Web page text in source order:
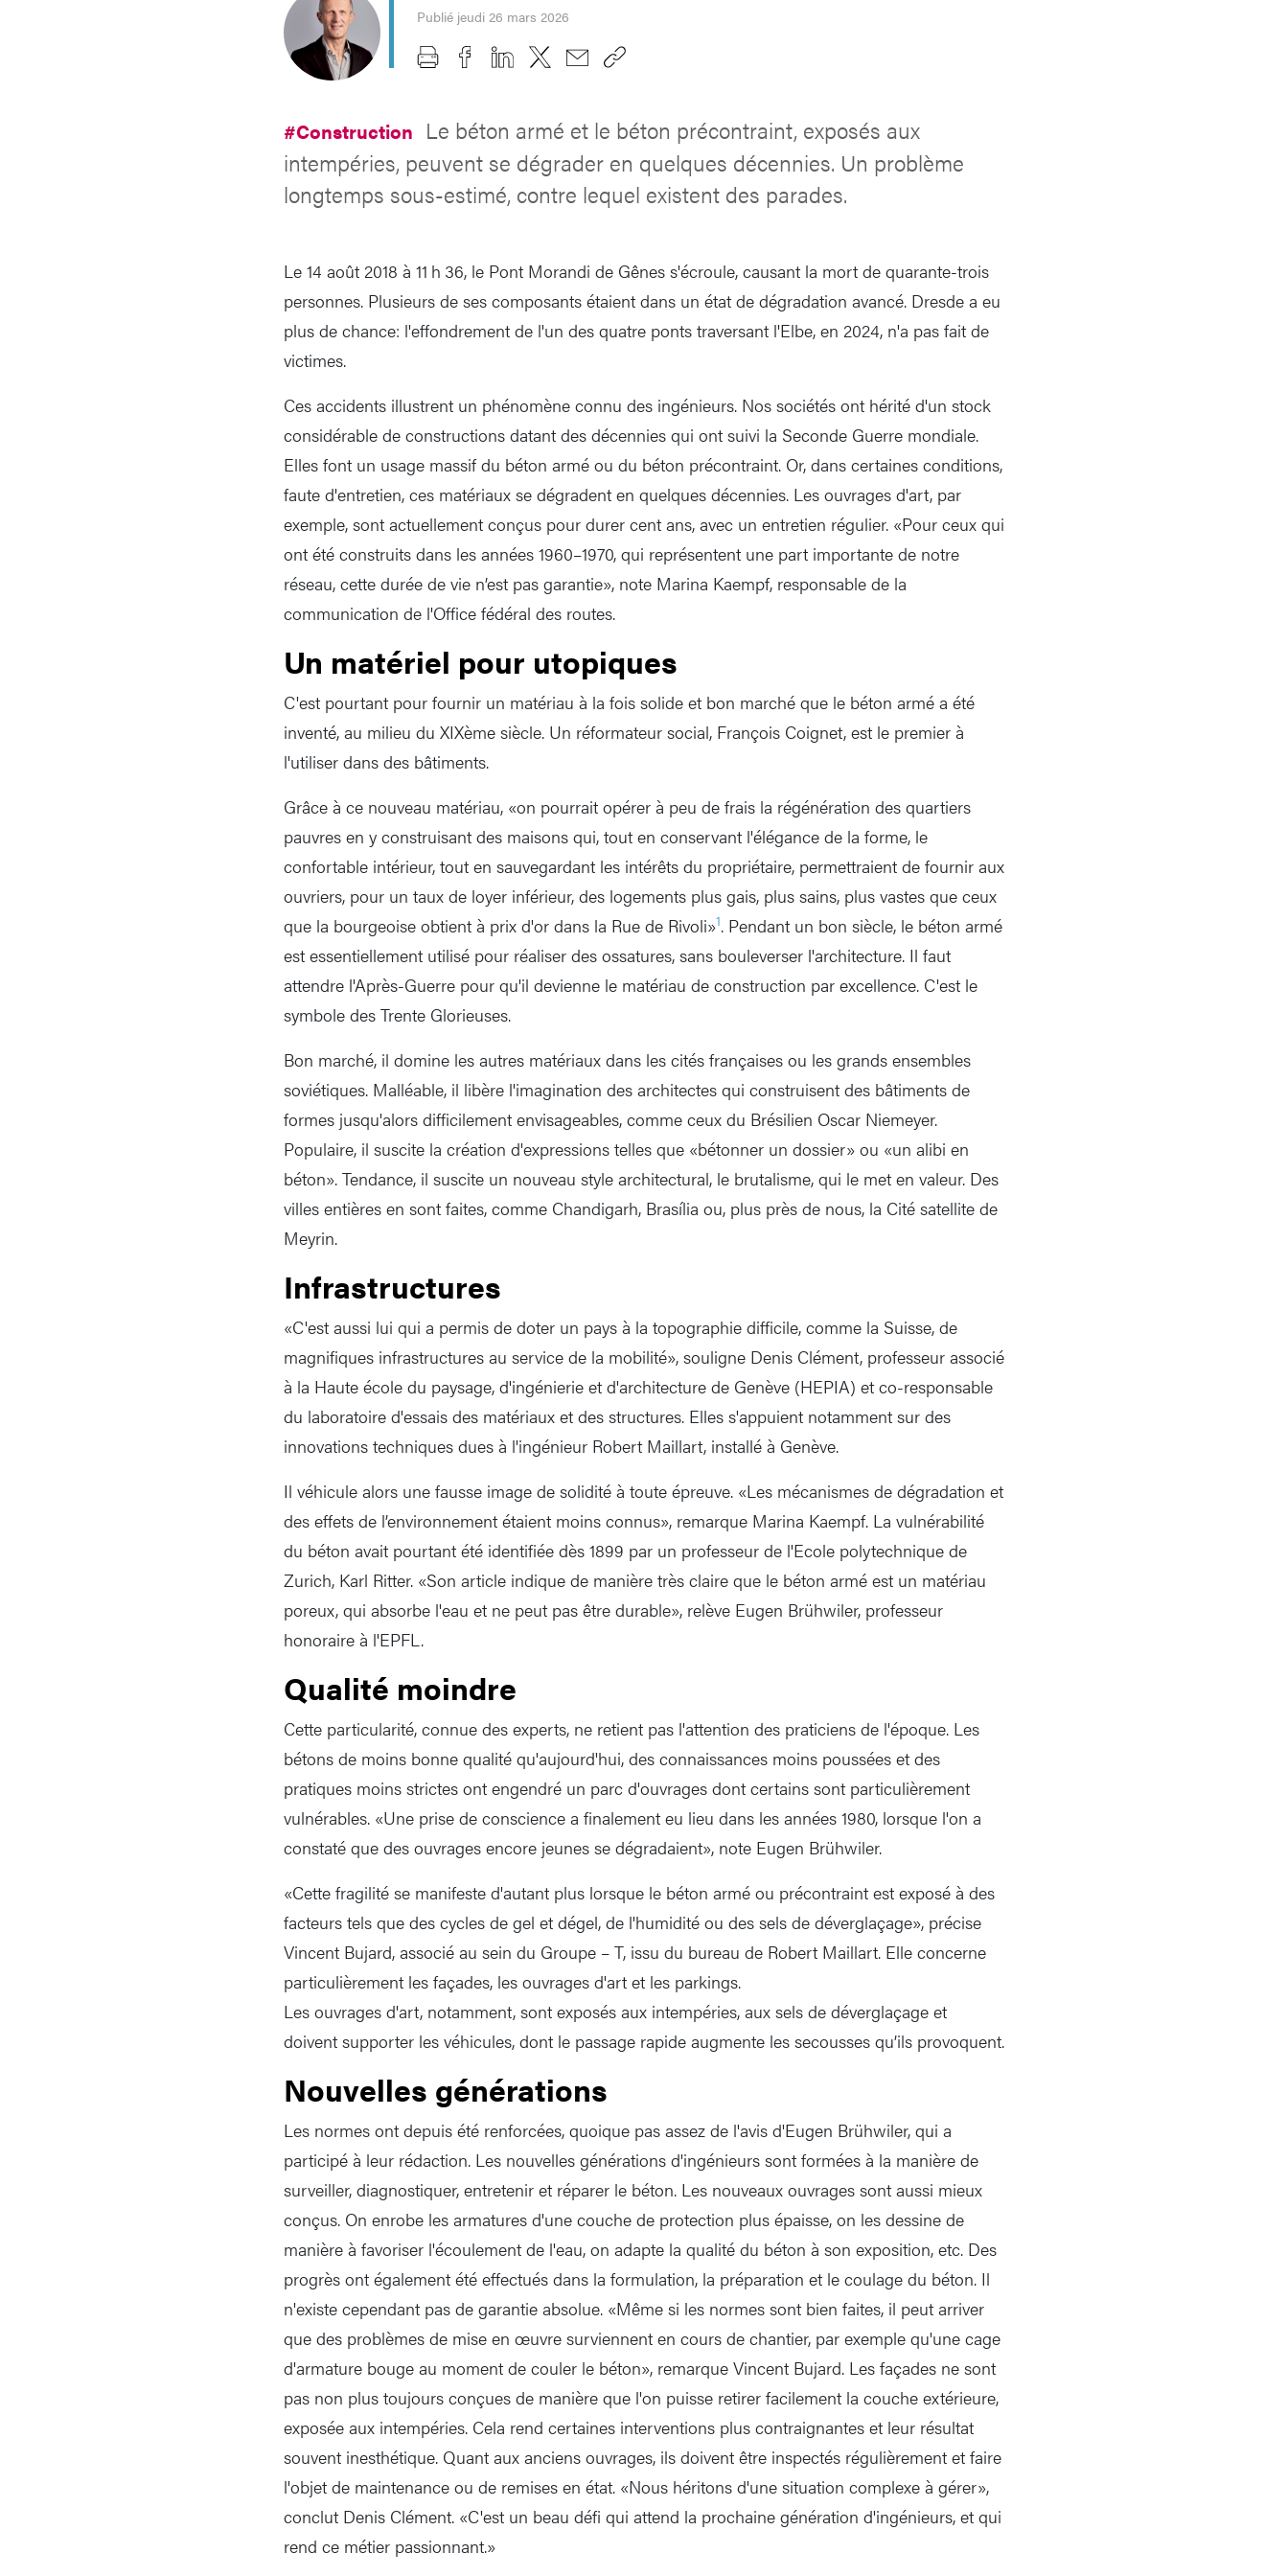
Publié jeudi 26 mars 2026
#Construction Le béton armé et le béton précontraint, exposés aux
intempéries, peuvent se dégrader en quelques décennies. Un problème
longtemps sous-estimé, contre lequel existent des parades.
Le 14 août 2018 à 11 h 36, le Pont Morandi de Gênes s'écroule, causant la mort de quarante-trois
personnes. Plusieurs de ses composants étaient dans un état de dégradation avancé. Dresde a eu
plus de chance: l'effondrement de l'un des quatre ponts traversant l'Elbe, en 2024, n'a pas fait de
victimes.
Ces accidents illustrent un phénomène connu des ingénieurs. Nos sociétés ont hérité d'un stock
considérable de constructions datant des décennies qui ont suivi la Seconde Guerre mondiale.
Elles font un usage massif du béton armé ou du béton précontraint. Or, dans certaines conditions,
faute d'entretien, ces matériaux se dégradent en quelques décennies. Les ouvrages d'art, par
exemple, sont actuellement conçus pour durer cent ans, avec un entretien régulier. «Pour ceux qui
ont été construits dans les années 1960–1970, qui représentent une part importante de notre
réseau, cette durée de vie n’est pas garantie», note Marina Kaempf, responsable de la
communication de l'Office fédéral des routes.
Un matériel pour utopiques
C'est pourtant pour fournir un matériau à la fois solide et bon marché que le béton armé a été
inventé, au milieu du XIXème siècle. Un réformateur social, François Coignet, est le premier à
l'utiliser dans des bâtiments.
Grâce à ce nouveau matériau, «on pourrait opérer à peu de frais la régénération des quartiers
pauvres en y construisant des maisons qui, tout en conservant l'élégance de la forme, le
confortable intérieur, tout en sauvegardant les intérêts du propriétaire, permettraient de fournir aux
ouvriers, pour un taux de loyer inférieur, des logements plus gais, plus sains, plus vastes que ceux
que la bourgeoise obtient à prix d'or dans la Rue de Rivoli»1. Pendant un bon siècle, le béton armé
est essentiellement utilisé pour réaliser des ossatures, sans bouleverser l'architecture. Il faut
attendre l'Après-Guerre pour qu'il devienne le matériau de construction par excellence. C'est le
symbole des Trente Glorieuses.
Bon marché, il domine les autres matériaux dans les cités françaises ou les grands ensembles
soviétiques. Malléable, il libère l'imagination des architectes qui construisent des bâtiments de
formes jusqu'alors difficilement envisageables, comme ceux du Brésilien Oscar Niemeyer.
Populaire, il suscite la création d'expressions telles que «bétonner un dossier» ou «un alibi en
béton». Tendance, il suscite un nouveau style architectural, le brutalisme, qui le met en valeur. Des
villes entières en sont faites, comme Chandigarh, Brasília ou, plus près de nous, la Cité satellite de
Meyrin.
Infrastructures
«C'est aussi lui qui a permis de doter un pays à la topographie difficile, comme la Suisse, de
magnifiques infrastructures au service de la mobilité», souligne Denis Clément, professeur associé
à la Haute école du paysage, d'ingénierie et d'architecture de Genève (HEPIA) et co-responsable
du laboratoire d'essais des matériaux et des structures. Elles s'appuient notamment sur des
innovations techniques dues à l'ingénieur Robert Maillart, installé à Genève.
Il véhicule alors une fausse image de solidité à toute épreuve. «Les mécanismes de dégradation et
des effets de l’environnement étaient moins connus», remarque Marina Kaempf. La vulnérabilité
du béton avait pourtant été identifiée dès 1899 par un professeur de l'Ecole polytechnique de
Zurich, Karl Ritter. «Son article indique de manière très claire que le béton armé est un matériau
poreux, qui absorbe l'eau et ne peut pas être durable», relève Eugen Brühwiler, professeur
honoraire à l'EPFL.
Qualité moindre
Cette particularité, connue des experts, ne retient pas l'attention des praticiens de l'époque. Les
bétons de moins bonne qualité qu'aujourd'hui, des connaissances moins poussées et des
pratiques moins strictes ont engendré un parc d'ouvrages dont certains sont particulièrement
vulnérables. «Une prise de conscience a finalement eu lieu dans les années 1980, lorsque l'on a
constaté que des ouvrages encore jeunes se dégradaient», note Eugen Brühwiler.
«Cette fragilité se manifeste d'autant plus lorsque le béton armé ou précontraint est exposé à des
facteurs tels que des cycles de gel et dégel, de l'humidité ou des sels de déverglaçage», précise
Vincent Bujard, associé au sein du Groupe – T, issu du bureau de Robert Maillart. Elle concerne
particulièrement les façades, les ouvrages d'art et les parkings.
Les ouvrages d'art, notamment, sont exposés aux intempéries, aux sels de déverglaçage et
doivent supporter les véhicules, dont le passage rapide augmente les secousses qu’ils provoquent.
Nouvelles générations
Les normes ont depuis été renforcées, quoique pas assez de l'avis d'Eugen Brühwiler, qui a
participé à leur rédaction. Les nouvelles générations d'ingénieurs sont formées à la manière de
surveiller, diagnostiquer, entretenir et réparer le béton. Les nouveaux ouvrages sont aussi mieux
conçus. On enrobe les armatures d'une couche de protection plus épaisse, on les dessine de
manière à favoriser l'écoulement de l'eau, on adapte la qualité du béton à son exposition, etc. Des
progrès ont également été effectués dans la formulation, la préparation et le coulage du béton. Il
n'existe cependant pas de garantie absolue. «Même si les normes sont bien faites, il peut arriver
que des problèmes de mise en œuvre surviennent en cours de chantier, par exemple qu'une cage
d'armature bouge au moment de couler le béton», remarque Vincent Bujard. Les façades ne sont
pas non plus toujours conçues de manière que l'on puisse retirer facilement la couche extérieure,
exposée aux intempéries. Cela rend certaines interventions plus contraignantes et leur résultat
souvent inesthétique. Quant aux anciens ouvrages, ils doivent être inspectés régulièrement et faire
l'objet de maintenance ou de remises en état. «Nous héritons d'une situation complexe à gérer»,
conclut Denis Clément. «C'est un beau défi qui attend la prochaine génération d'ingénieurs, et qui
rend ce métier passionnant.»